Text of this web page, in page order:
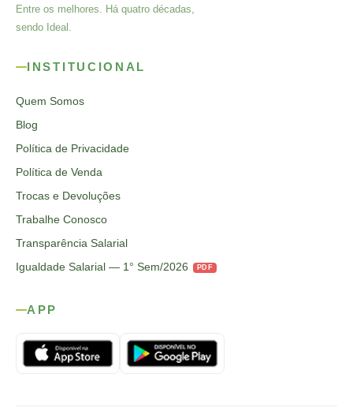
Entre os melhores. Há quatro décadas,
sendo Ideal.
INSTITUCIONAL
Quem Somos
Blog
Política de Privacidade
Política de Venda
Trocas e Devoluções
Trabalhe Conosco
Transparência Salarial
Igualdade Salarial — 1° Sem/2026
PDF
APP